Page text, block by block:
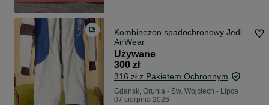
Kombinezon spadochronowy Jedi
AirWear
Używane
300 zł
316 zł z Pakietem Ochronnym
Gdańsk, Orunia - Św. Wojciech - Lipce
07 sierpnia 2026